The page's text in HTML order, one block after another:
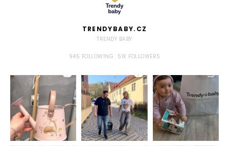
TRENDYBABY.CZ
TRENDY BABY
945 FOLLOWING 51K FOLLOWERS